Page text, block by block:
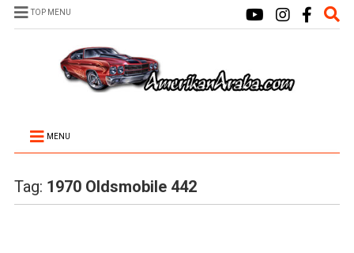
TOP MENU
MENU
Tag: 1970 Oldsmobile 442